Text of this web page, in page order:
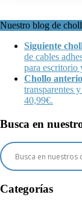
Nuestro blog de
Siguiente
de cables
para escritorio
Chollo
transparentes
40,99€.
Busca en
Categorías